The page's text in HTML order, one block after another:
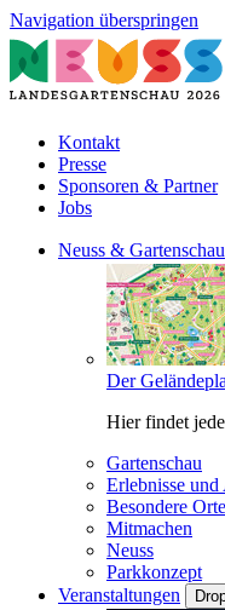
Navigation überspringen
Kontakt
Presse
Sponsoren & Partner
Jobs
Neuss & Gartenschau
Der
Hier findet
Gartenschau
Erlebnisse
Besondere
Mitmachen
Neuss
Parkkonzept
Veranstaltungen